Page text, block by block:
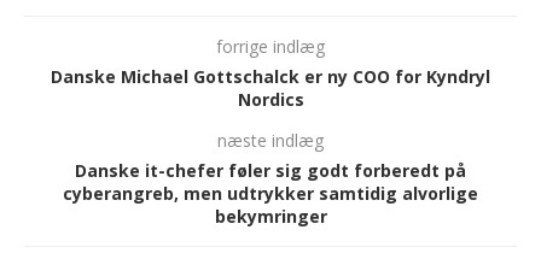
forrige indlæg
Danske Michael Gottschalck er ny COO for Kyndryl
Nordics
næste indlæg
Danske it-chefer føler sig godt forberedt på
cyberangreb, men udtrykker samtidig alvorlige
bekymringer